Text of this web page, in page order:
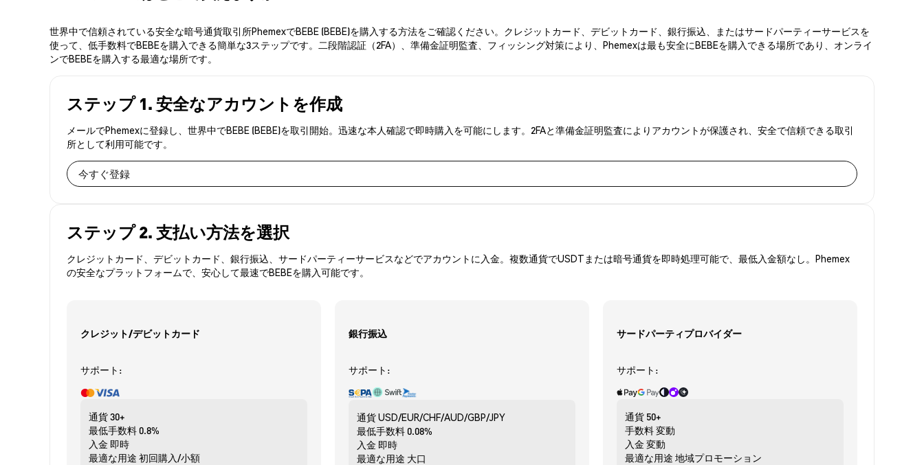
世界中で信頼されている安全な暗号通貨取引所PhemexでBEBE (BEBE)を購入する方法をご確認ください。クレジットカード、デビットカード、銀行振込、またはサードパーティーサービスを
使って、低手数料でBEBEを購入できる簡単な3ステップです。二段階認証（2FA）、準備金証明監査、フィッシング対策により、Phemexは最も安全にBEBEを購入できる場所であり、オンライ
ンでBEBEを購入する最適な場所です。
ステップ 1. 安全なアカウントを作成
メールでPhemexに登録し、世界中でBEBE (BEBE)を取引開始。迅速な本人確認で即時購入を可能にします。2FAと準備金証明監査によりアカウントが保護され、安全で信頼できる取引
所として利用可能です。
今すぐ登録
ステップ 2. 支払い方法を選択
クレジットカード、デビットカード、銀行振込、サードパーティーサービスなどでアカウントに入金。複数通貨でUSDTまたは暗号通貨を即時処理可能で、最低入金額なし。Phemex
の安全なプラットフォームで、安心して最速でBEBEを購入可能です。
クレジット/デビットカード
サポート:
通貨30+
最低手数料0.8%
入金 即時
最適な用途 初回購入/小額
銀行振込
サポート:
通貨USD/EUR/CHF/AUD/GBP/JPY
最低手数料0.08%
入金 即時
最適な用途 大口
サードパーティプロバイダー
サポート:
通貨 50+
手数料変動
入金 変動
最適な用途 地域プロモーション